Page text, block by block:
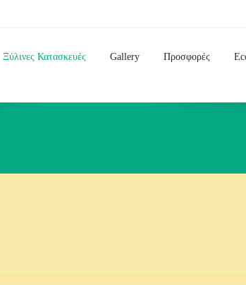
Ξύλινες Κατασκευές Gallery Προσφορές